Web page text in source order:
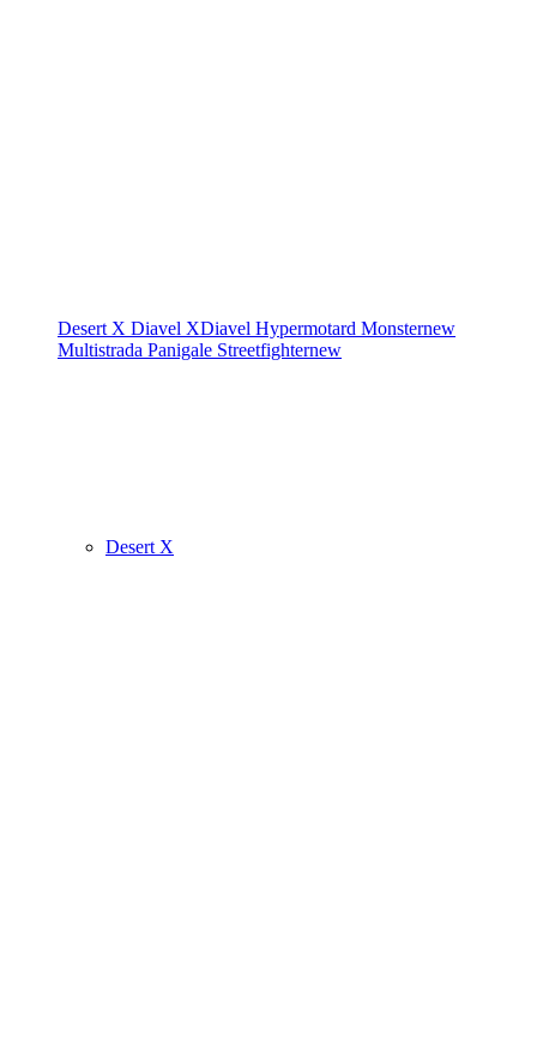
Desert X Diavel XDiavel Hypermotard Monsternew
Multistrada Panigale Streetfighternew
Desert X